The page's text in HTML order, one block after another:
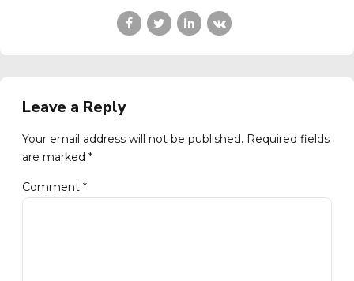
Leave a Reply
Your email address will not be published. Required fields
are marked *
Comment *